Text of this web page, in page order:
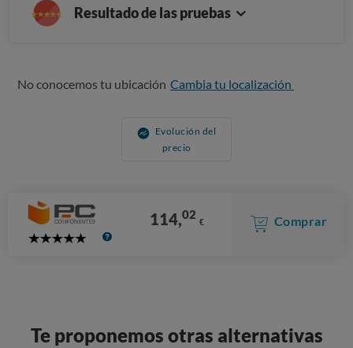
Resultado de las pruebas
No conocemos tu ubicación Cambia tu localización
Evolución del
precio
5
114,02 € Comprar
Te proponemos otras alternativas